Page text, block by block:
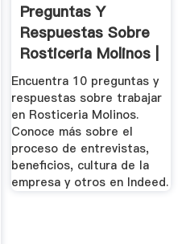
Preguntas Y
Respuestas Sobre
Rosticeria Molinos |
Indeed ...
Encuentra 10 preguntas y
respuestas sobre trabajar
en Rosticeria Molinos.
Conoce más sobre el
proceso de entrevistas,
beneficios, cultura de la
empresa y otros en Indeed.